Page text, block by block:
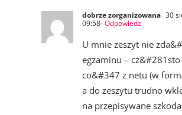
dobrze zorganizowana 30
09:58- Odpowiedz
U mnie zeszyt nie
egzaminu –
co&#347 z netu (w
a do zeszytu trudno
na przepisywane